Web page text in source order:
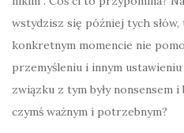
wstydzisz się później tych słów,
konkretnym momencie nie
przemyśleniu i innym
związku z tym były nonsensem
czymś ważnym i potrzebnym?